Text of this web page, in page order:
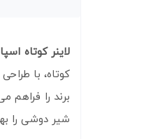
لاینر کوتاه
کوتاه، با
برند را
شیر دوشی را